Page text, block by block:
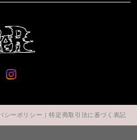
シーポリシー |特定商取引法に基づく表記